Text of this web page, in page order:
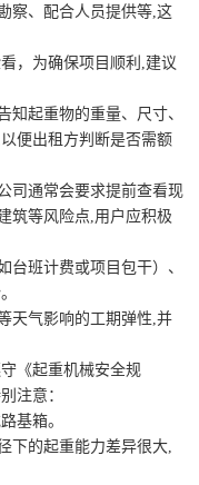
察、配合人员提供等,这
，为确保项目顺利,建议
知起重物的重量、尺寸、
便出租方判断是否需额
司通常会要求提前查看现
筑等风险点,用户应积极
台班计费或项目包干）、
天气影响的工期弹性,并
《起重机械安全规
注意：
基箱。
下的起重能力差异很大,